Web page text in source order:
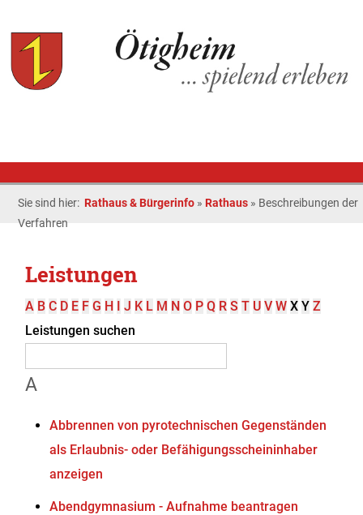
Sie sind hier: Rathaus & Bürgerinfo » Rathaus » Beschreibungen der
Verfahren
Leistungen
A B C D E F G H I J K L M N O P Q R S T U V W X Y Z
Leistungen suchen
A
Abbrennen von pyrotechnischen Gegenständen
als Erlaubnis- oder Befähigungsscheininhaber
anzeigen
Abendgymnasium - Aufnahme beantragen